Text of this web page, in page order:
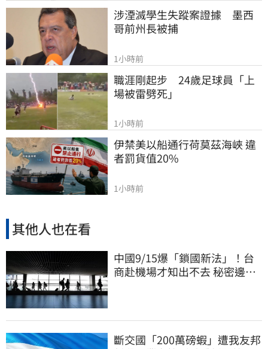
涉湮滅學生失蹤案證據　墨西
哥前州長被捕
1小時前
職涯剛起步　24歲足球員「上
場被雷劈死」
1小時前
伊禁美以船通行荷莫茲海峽 違
者罰貨值20%
1小時前
其他人也在看
中國9/15爆「鎖國新法」！台
商赴機場才知出不去 秘密邊控
斷交國「200萬磅蝦」遭我友邦